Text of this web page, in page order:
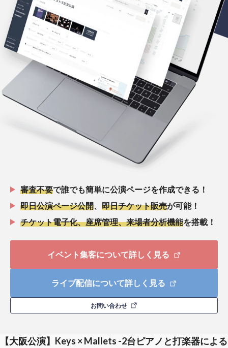
審査不要で誰でも簡単に公演ページを作成できる！
即日公演ページ公開
即日チケット販売が可能！
チケット電子化、座席管理、来場者分析機能を搭載！
イベント集客について詳しく見る
ライブ配信について詳しく見る
お問い合わせ
【大阪公演】Keys × Mallets -2台ピアノと打楽器による